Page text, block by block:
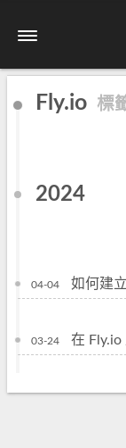
Fly.io 標
2024
04-04 如何建
03-24 在 Fly.io